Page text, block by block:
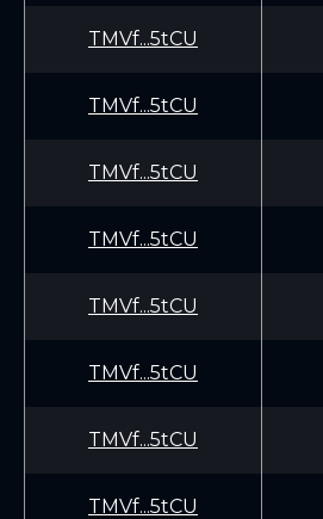
TMVf...5tCU
TMVf...5tCU
TMVf...5tCU
TMVf...5tCU
TMVf...5tCU
TMVf...5tCU
TMVf...5tCU
TMVf...5tCU